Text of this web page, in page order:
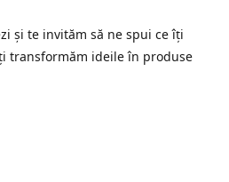
și te invităm să ne spui ce îți
transformăm ideile în produse